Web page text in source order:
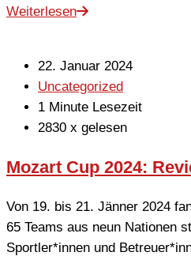
Weiterlesen
22. Januar 2024
Uncategorized
1 Minute Lesezeit
2830 x gelesen
Mozart Cup 2024:
Von 19. bis 21. Jänner 2024
65 Teams aus neun Nationen
Sportler*innen und